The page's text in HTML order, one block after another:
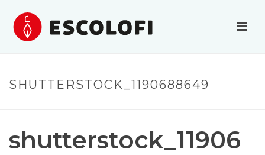
SHUTTERSTOCK_1190688649
shutterstock_11906